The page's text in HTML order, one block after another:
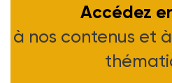
Accédez
à nos contenus et